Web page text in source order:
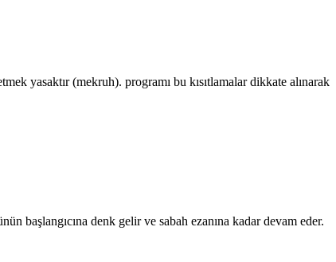
yasaktır (mekruh). programı bu kısıtlamalar dikkate alınarak
başlangıcına denk gelir ve sabah ezanına kadar devam eder.